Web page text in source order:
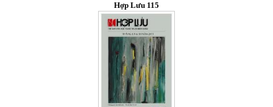
Hợp Lưu 115